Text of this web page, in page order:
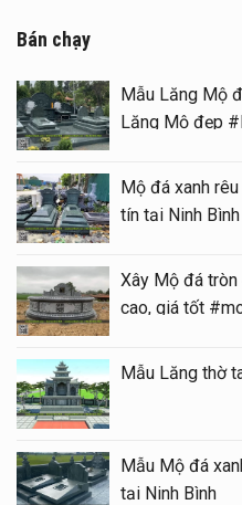
Bán chạy
Mẫu Lăng Mộ
Lăng Mộ đẹp
Mộ đá xanh
tín tại Ninh
Xây Mộ đá
cao, giá tốt
Mẫu Lăng thờ
Mẫu Mộ đá
tại Ninh Bình